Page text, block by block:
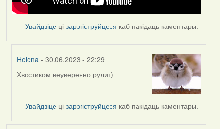
Увайдзіце цізарэгіструйцеся каб пакідаць каментары.
Helena - 30.06.2023 - 22:29
In
Хвостиком неуверенно рулит)
Увайдзіце цізарэгіструйцеся каб пакідаць каментары.